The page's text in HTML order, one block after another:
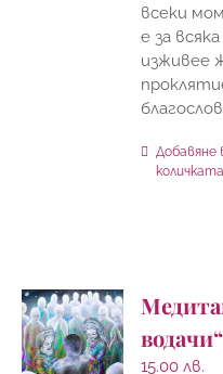
всеки
е за
изживее
Добавяне
количката
водачи“
15.00лв.